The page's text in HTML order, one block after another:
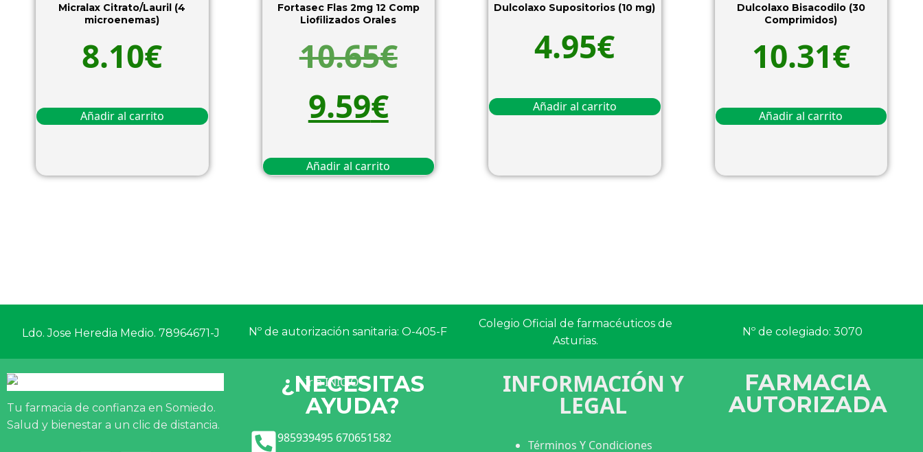
Micralax Citrato/Lauril (4
microenemas)
8.10€
Añadir al carrito
Fortasec Flas 2mg 12 Comp
Liofilizados Orales
10.65€
9.59€
Añadir al carrito
Dulcolaxo Supositorios (10 mg)
4.95€
Añadir al carrito
Dulcolaxo Bisacodilo (30
Comprimidos)
10.31€
Añadir al carrito
Ldo. Jose Heredia Medio. 78964671-J Nº de autorización sanitaria: O-405-F
Colegio Oficial de farmacéuticos de
Asturias.
Nº de colegiado: 3070
Tu farmacia de confianza en Somiedo.
Salud y bienestar a un clic de distancia.
¿NECESITAS
AYUDA?
985939495 670651582
INFORMACIÓN Y
LEGAL
Términos Y Condiciones
FARMACIA
AUTORIZADA